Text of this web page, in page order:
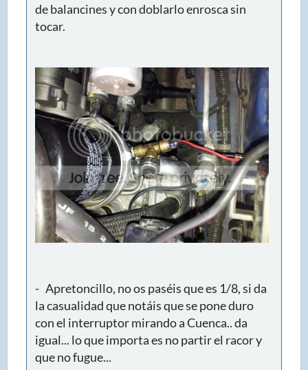
de balancines y con doblarlo enrosca sin
tocar.
- Apretoncillo, no os paséis que es 1/8, si da
la casualidad que notáis que se pone duro
con el interruptor mirando a Cuenca.. da
igual... lo que importa es no partir el racor y
que no fugue...